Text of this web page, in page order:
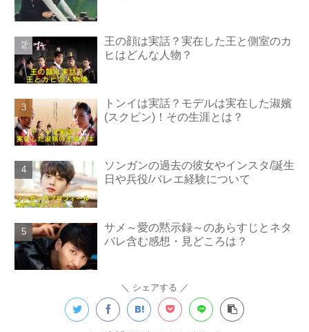
王の顔は実話？実在した王と側室のカ
ヒはどんな人物？
トンイは実話？モデルは実在した淑嬪
(スクピン)！その生涯とは？
ソンガンの過去の彼女やインスタ/誕生
日や兵役/バレエ経験について
サメ～愛の黙示録～のあらすじとネタ
バレ含む感想・見どころは？
シェアする